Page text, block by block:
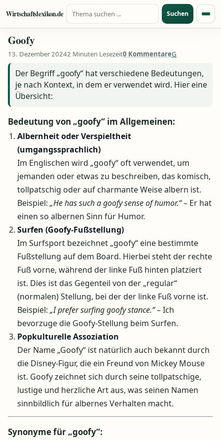
Zum Inhalt springen
Wirtschaftslexikon.de
Suche nach:
Suchen
Goofy
13. Dezember 20242 Minuten Lesezeit0 KommentareG
Der Begriff „goofy“ hat verschiedene Bedeutungen,
je nach Kontext, in dem er verwendet wird. Hier eine
Übersicht:
Bedeutung von „goofy“ im Allgemeinen:
Albernheit oder Verspieltheit
(umgangssprachlich)
Im Englischen wird „goofy“ oft verwendet, um
jemanden oder etwas zu beschreiben, das komisch,
tollpatschig oder auf charmante Weise albern ist.
Beispiel:„He has such a goofy sense of humor.“– Er hat
einen so albernen Sinn für Humor.
Surfen (Goofy-Fußstellung)
Im Surfsport bezeichnet „goofy“ eine bestimmte
Fußstellung auf dem Board. Hierbei steht der rechte
Fuß vorne, während der linke Fuß hinten platziert
ist. Dies ist das Gegenteil von der „regular“
(normalen) Stellung, bei der der linke Fuß vorne ist.
Beispiel:„I prefer surfing goofy stance.“– Ich
bevorzuge die Goofy-Stellung beim Surfen.
Popkulturelle Assoziation
Der Name „Goofy“ ist natürlich auch bekannt durch
die Disney-Figur, die ein Freund von Mickey Mouse
ist. Goofy zeichnet sich durch seine tollpatschige,
lustige und herzliche Art aus, was seinen Namen
sinnbildlich für albernes Verhalten macht.
Synonyme für „goofy“: